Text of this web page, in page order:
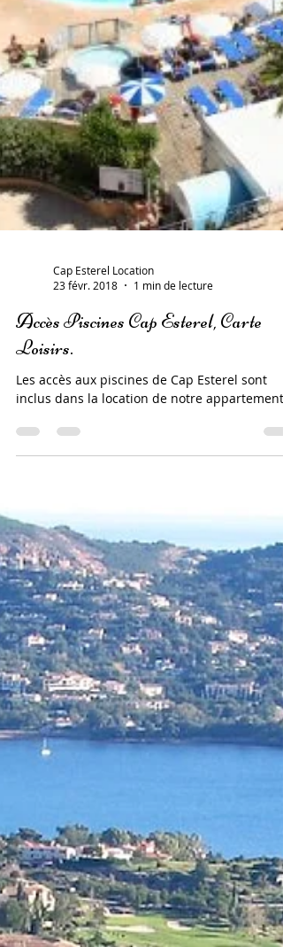
Cap Esterel Location
23 févr. 2018
1 min de lecture
Accès Piscines Cap Esterel, Carte
Loisirs.
inclus dans la location de notre appartement.